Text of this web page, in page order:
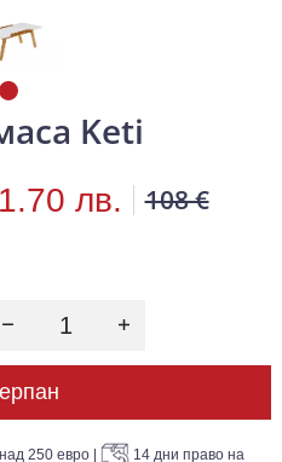
Keti
лв. 108 €
250 евро
14 дни право на